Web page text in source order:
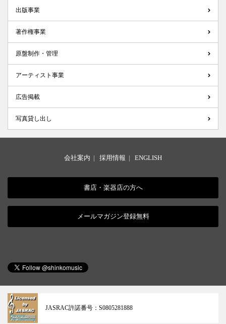
出版事業
著作権事業
原盤制作・管理
アーティスト事業
広告掲載
写真貸し出し
会社案内 | 採用情報 | ENGLISH
書店・楽器店の方へ
メールマガジン登録無料
JASRAC許諾番号： S0805281888